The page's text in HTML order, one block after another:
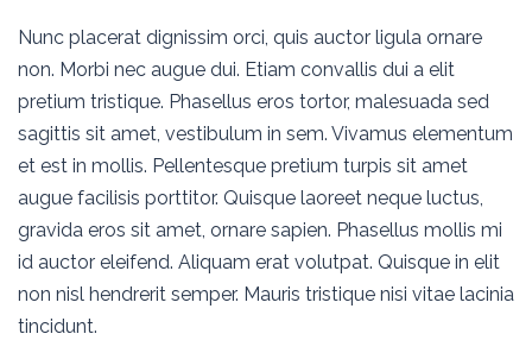
Nunc placerat dignissim orci, quis auctor ligula ornare
non. Morbi nec augue dui. Etiam convallis dui a elit
pretium tristique. Phasellus eros tortor, malesuada sed
sagittis sit amet, vestibulum in sem. Vivamus elementum
et est in mollis. Pellentesque pretium turpis sit amet
augue facilisis porttitor. Quisque laoreet neque luctus,
gravida eros sit amet, ornare sapien. Phasellus mollis mi
id auctor eleifend. Aliquam erat volutpat. Quisque in elit
non nisl hendrerit semper. Mauris tristique nisi vitae lacinia
tincidunt.